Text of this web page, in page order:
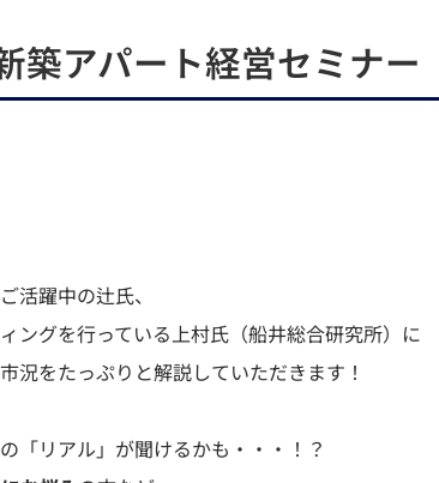
築アパート経営セミナー
活躍中の辻氏、
ングを行っている上村氏（船井総合研究所）に
況をたっぷりと解説していただきます！
「リアル」が聞けるかも・・・！？